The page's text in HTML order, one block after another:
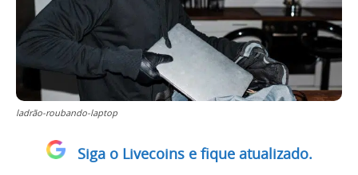
ladrão-roubando-laptop
Siga o Livecoins e fique atualizado.